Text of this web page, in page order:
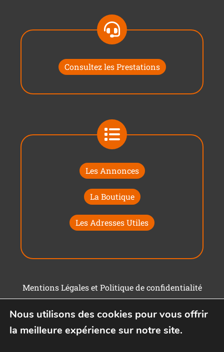
Consultez les Prestations
Les Annonces
La Boutique
Les Adresses Utiles
Mentions Légales et Politique de confidentialité
Nous utilisons des cookies pour vous offrir
la meilleure expérience sur notre site.